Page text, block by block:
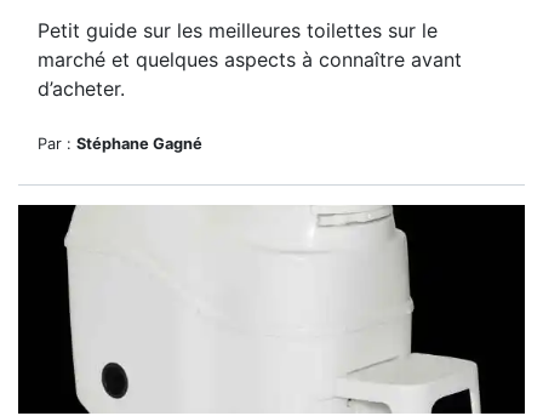
Petit guide sur les meilleures toilettes sur le
marché et quelques aspects à connaître avant
d’acheter.
Par : Stéphane Gagné